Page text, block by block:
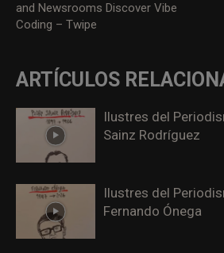
and Newsrooms Discover Vibe
Coding – Twipe
ARTÍCULOS
Ilustres del
Sainz Rodríguez
Ilustres del
Fernando Ónega